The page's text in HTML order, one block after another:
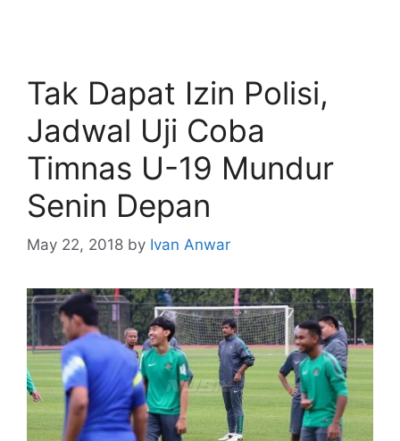
Tak Dapat Izin Polisi,
Jadwal Uji Coba
Timnas U-19 Mundur
Senin Depan
May 22, 2018 by Ivan Anwar